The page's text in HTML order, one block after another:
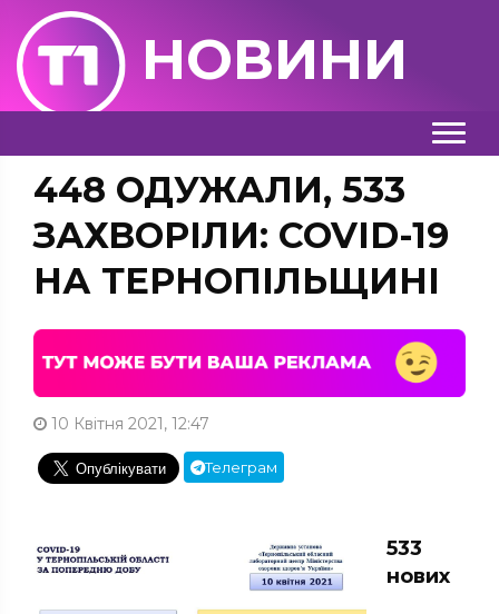
НОВИНИ
448 ОДУЖАЛИ, 533
ЗАХВОРІЛИ: COVID-19
НА ТЕРНОПІЛЬЩИНІ
10 Квітня 2021, 12:47
Телеграм
533
нових